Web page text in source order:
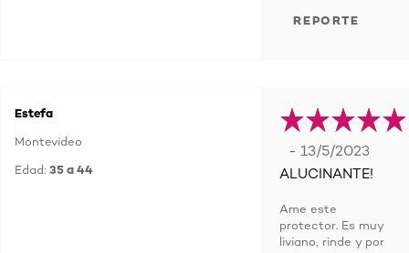
REPORTE
Estefa
Montevideo
Edad: 35 a 44
- 13/5/2023
ALUCINANTE!
Ame este
protector. Es muy
liviano, rinde y por